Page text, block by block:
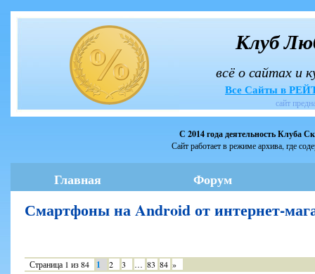
Клуб
всё о сайтах и
Все Сайты в
сайт
С 2014 года деятельность Клуба
Сайт работает в режиме архива, где
Главная Форум
Смартфоны на Android от интернет-
Страница 1 из84 1 2 3 … 83 84 »